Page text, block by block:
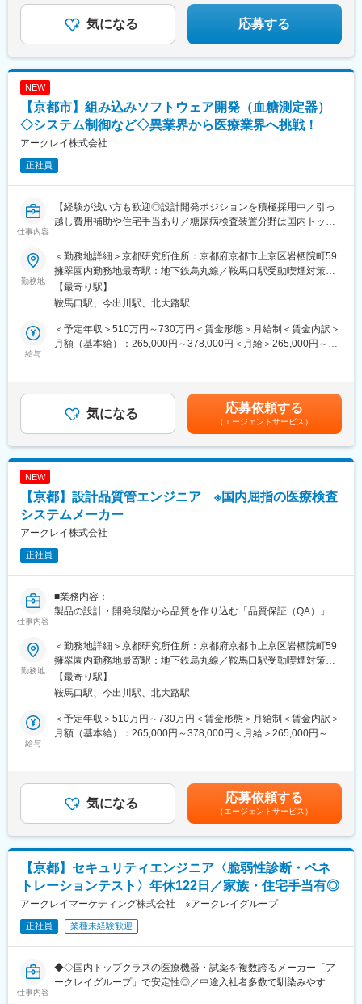
気になる 応募する
NEW
【京都市】組み込みソフトウェア開発（血糖測定器）
◇システム制御など◇異業界から医療業界へ挑戦！
アークレイ株式会社
正社員
仕事内容
【経験が浅い方も歓迎◎設計開発ポジションを積極採用中／引っ
越し費用補助や住宅手当あり／糖尿病検査装置分野は国内トップ
■職務内容：
当社の製品である血糖測定器のソフトウェア開発をお任せいたし
ます。
＜具体的な業務内容＞
・電子部品（IC）の構成や製品の仕様を理解
・要求仕様に沿ったコーディング
・量産に向けての動きのサポート
└移管先で製造ができるように製造設備の設定や準備を工場部門
の方と行い、そちらからの問い合わせなどにもご対応いただきま
◎一つの製品に対して、組み込みソフトエンジニアが2・3名で対
応します。
◎特に自己血糖測定器（SMBG）などは小型の医療機器となりま
すので、いかに小さいICでユーザーが使いやすい装置にしていく
必要となります。
・他の分野のメンバーとチームで製品開発をしているため、製品
全体をみることができるのが醍醐味です。
・今回の製品は当社で最も売り上げの大きい分野の商品開発であ
り、海外（韓国）の開発拠点とも共同で開発しています。成形や
製造も海外（フィリピンなど）で語学も活かしていただくことが
可能です。
プとなるよう、柔軟に対応できる環境が整っています。
・入社時、京都に引越しが必要な方には礼金・引越代の補助を行
う制度をご活用いただけます。
■当社について：
当社は、医療用分析装置と体外診断用医薬品のメーカーです。特
に、糖尿病検査装置の分野では国内トップクラスの地位を築いて
います。当社の製品は世界100か国以上で活躍。海外売上比率約
60％、社内のグローバル化も進行中です。
変更の範囲：会社の定める業務
勤務地
＜勤務地詳細＞京都研究所住所：京都府京都市上京区岩栖院町59
擁翠園内勤務地最寄駅：地下鉄烏丸線／鞍馬口駅受動喫煙対策：
屋内全面禁煙変更の範囲：会社の定める事業所
【最寄り駅】
鞍馬口駅、今出川駅、北大路駅
給与
＜予定年収＞510万円～730万円＜賃金形態＞月給制＜賃金内訳＞
月額（基本給）：265,000円～378,000円＜月給＞265,000円～
の負担は御座います。実費負担となります。礼金が15万（単
身）、25万（家族帯同）、仲介手数料家賃1ヶ月分も会社負担と
なります。賃金はあくまでも目安の金額であり、選考を通じて上
下する可能性があります。月給(月額)は固定手当を含めた表記で
す。
気になる 応募依頼する
（エージェントサービス）
NEW
【京都】設計品質管エンジニア ※国内屈指の医療検査
システムメーカー
アークレイ株式会社
正社員
仕事内容
■業務内容：
製品の設計・開発段階から品質を作り込む「品質保証（QA）」の
アークレイで開発している自社装置・試薬について、ISO13485を
はじめとする規格要求に適合した設計・開発が行われているか
を、QMSの観点から管理・保証することが本ポジションのミッシ
ョンです。
具体的には、自社で定めている品質マネジメントシステム
（QMS）に基づき、設計品質（Design Control）を中心とした以
下の業務を担当いただきます。
＜具体的な業務内容＞
・ISO13485およびQMS要求事項への適合性確認
・設計変更時のQMS観点での確認・管理
・品質関連文書（手順書・記録類）の整備・管理
ことを期待しています。
医療機器・体外診断薬に求められる安全性・有効性・機能性を、
仕組みとして保証するQAとして、専門性の高いメンバーと協働し
ます。
・16名体制のチームで構成されています
勤務地
＜勤務地詳細＞京都研究所住所：京都府京都市上京区岩栖院町59
擁翠園内勤務地最寄駅：地下鉄烏丸線／鞍馬口駅受動喫煙対策：
屋内全面禁煙変更の範囲：会社の定める事業所
【最寄り駅】
鞍馬口駅、今出川駅、北大路駅
給与
＜予定年収＞510万円～730万円＜賃金形態＞月給制＜賃金内訳＞
月額（基本給）：265,000円～378,000円＜月給＞265,000円～
の負担は御座います。実費負担となります。礼金が15万（単
身）、25万（家族帯同）、仲介手数料家賃1ヶ月分も会社負担と
なります。賃金はあくまでも目安の金額であり、選考を通じて上
下する可能性があります。月給(月額)は固定手当を含めた表記で
す。
気になる 応募依頼する
（エージェントサービス）
【京都】セキュリティエンジニア〈脆弱性診断・ペネ
トレーションテスト〉年休122日／家族・住宅手当有◎
アークレイマーケティング株式会社 ※アークレイグループ
正社員 業種未経験歓迎
仕事内容
◆◇国内トップクラスの医療機器・試薬を複数誇るメーカー「ア
ークレイグループ」で安定性◎／中途入社者多数で馴染みやすい